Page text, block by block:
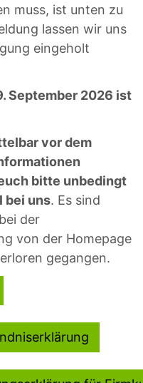
muss, ist unten zu
lassen wir uns
eingeholt
September 2026 ist
vor dem
bitte unbedingt
bei uns. Es sind
der
von der Homepage
gegangen.